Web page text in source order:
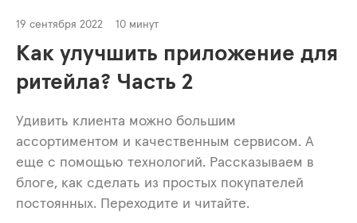
19 сентября 2022 10 минут
Как улучшить приложение для
ритейла? Часть 2
Удивить клиента можно большим
ассортиментом и качественным сервисом. А
еще с помощью технологий. Рассказываем в
блоге, как сделать из простых покупателей
постоянных. Переходите и читайте.